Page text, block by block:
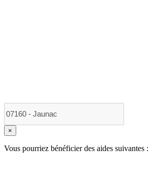
×
Vous pourriez bénéficier des aides suivantes :